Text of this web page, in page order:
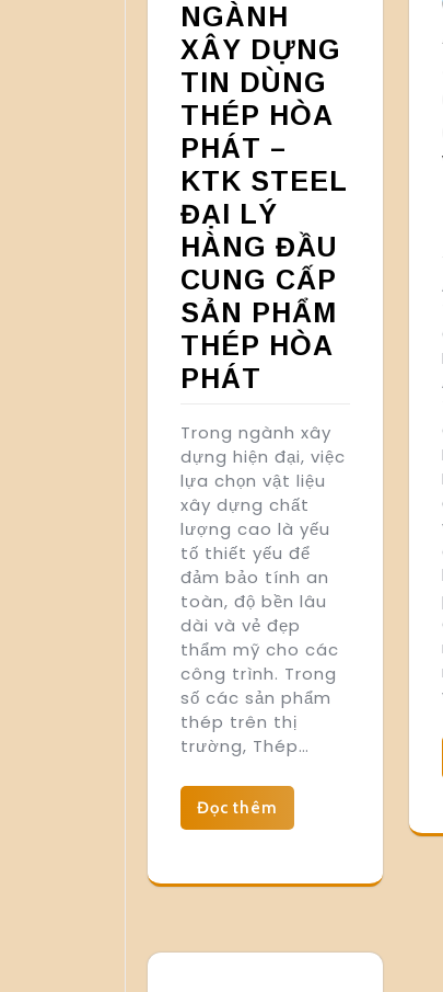
NGÀNH
XÂY DỰNG
TIN DÙNG
THÉP HÒA
PHÁT –
KTK STEEL
ĐẠI LÝ
HÀNG ĐẦU
CUNG CẤP
SẢN PHẨM
THÉP HÒA
PHÁT
Trong ngành xây
dựng hiện đại, việc
lựa chọn vật liệu
xây dựng chất
lượng cao là yếu
tố thiết yếu để
đảm bảo tính an
toàn, độ bền lâu
dài và vẻ đẹp
thẩm mỹ cho các
công trình. Trong
số các sản phẩm
thép trên thị
trường, Thép…
Đọc thêm